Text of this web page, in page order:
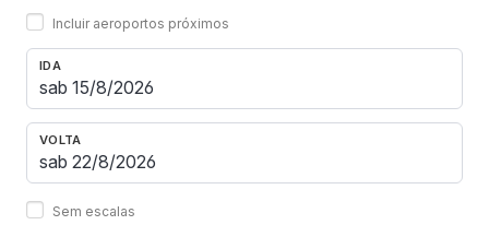
Incluir aeroportos próximos
IDA
VOLTA
Sem escalas